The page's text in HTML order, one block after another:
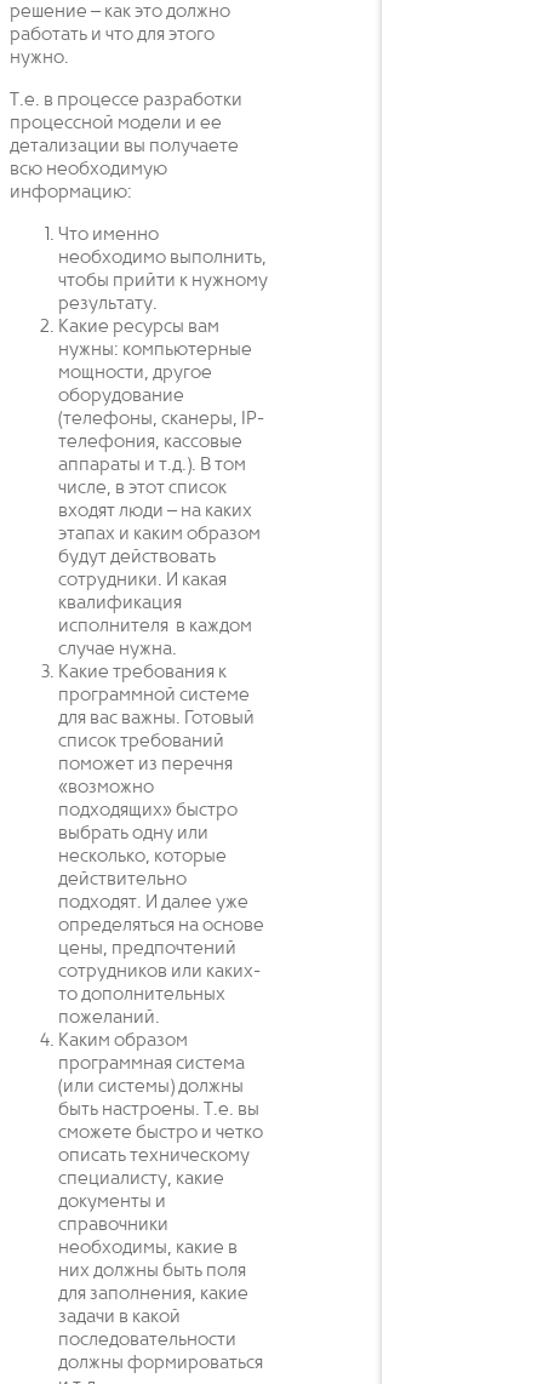
решение – как это должно
работать и что для этого
нужно.
Т.е. в процессе разработки
процессной модели и ее
детализации вы получаете
всю необходимую
информацию:
Что именно
необходимо выполнить,
чтобы прийти к нужному
результату.
Какие ресурсы вам
нужны: компьютерные
мощности, другое
оборудование
(телефоны, сканеры, IP-
телефония, кассовые
аппараты и т.д.). В том
числе, в этот список
входят люди – на каких
этапах и каким образом
будут действовать
сотрудники. И какая
квалификация
исполнителя в каждом
случае нужна.
Какие требования к
программной системе
для вас важны. Готовый
список требований
поможет из перечня
«возможно
подходящих» быстро
выбрать одну или
несколько, которые
действительно
подходят. И далее уже
определяться на основе
цены, предпочтений
сотрудников или каких-
то дополнительных
пожеланий.
Каким образом
программная система
(или системы) должны
быть настроены. Т.е. вы
сможете быстро и четко
описать техническому
специалисту, какие
документы и
справочники
необходимы, какие в
них должны быть поля
для заполнения, какие
задачи в какой
последовательности
должны формироваться